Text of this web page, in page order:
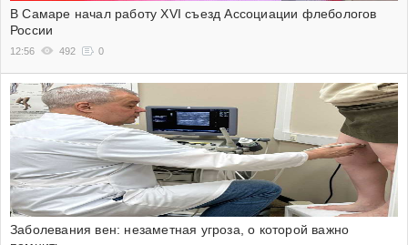
В Самаре начал работу XVI съезд Ассоциации флебологов
России
12:56 492 0
Заболевания вен: незаметная угроза, о которой важно